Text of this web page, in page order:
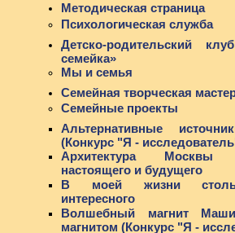
Методическая страница
Психологическая служба
Детско-родительский
семейка»
Мы и семья
Семейная творческая
Семейные проекты
Альтернативные
(Конкурс "Я -
Архитектура Москвы
настоящего и будущего
В моей жизни
интересного
Волшебный магнит
магнитом (Конкурс "Я -